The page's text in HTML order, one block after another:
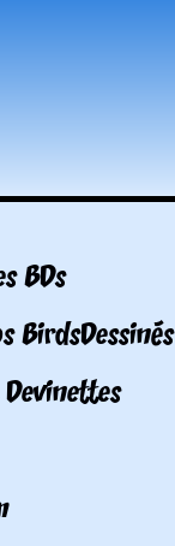
BDs
BirdsDessinés